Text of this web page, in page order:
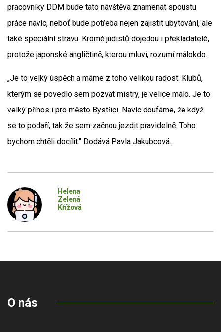
pracovníky DDM bude tato návštěva znamenat spoustu
práce navíc, neboť bude potřeba nejen zajistit ubytování, ale
také speciální stravu. Kromě judistů dojedou i překladatelé,
protože japonské angličtině, kterou mluví, rozumí málokdo.
„Je to velký úspěch a máme z toho velikou radost. Klubů,
kterým se povedlo sem pozvat mistry, je velice málo. Je to
velký přínos i pro město Bystřici. Navíc doufáme, že když
se to podaří, tak že sem začnou jezdit pravidelně. Toho
bychom chtěli docílit." Dodává Pavla Jakubcová.
Helena
Zelená
Křížová
O nás